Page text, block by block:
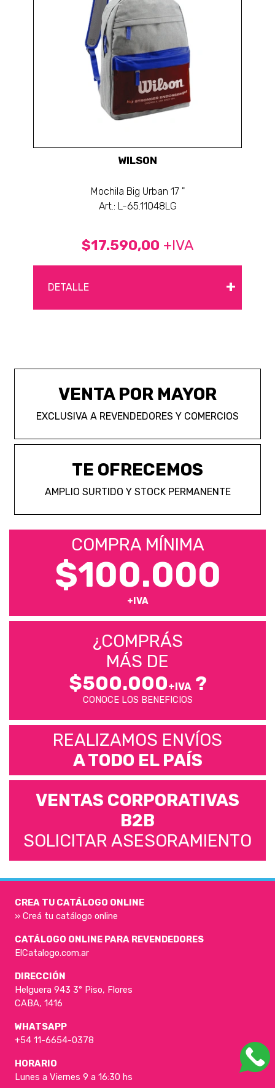
WILSON
Mochila Big Urban 17 "
Art.: L-65.11048LG
$17.590,00 +IVA
DETALLE +
VENTA POR MAYOR
EXCLUSIVA A REVENDEDORES Y COMERCIOS
TE OFRECEMOS
AMPLIO SURTIDO Y STOCK PERMANENTE
COMPRA MÍNIMA
$100.000
+IVA
¿COMPRÁS
MÁS DE
$500.000+IVA?
CONOCE LOS BENEFICIOS
REALIZAMOS ENVÍOS
A TODO EL PAÍS
VENTAS CORPORATIVAS
B2B
SOLICITAR ASESORAMIENTO
CREA TU CATÁLOGO ONLINE
» Creá tu catálogo online
CATÁLOGO ONLINE PARA REVENDEDORES
ElCatalogo.com.ar
DIRECCIÓN
Helguera 943 3° Piso, Flores
CABA, 1416
WHATSAPP
+54 11-6654-0378
HORARIO
Lunes a Viernes 9 a 16:30 hs